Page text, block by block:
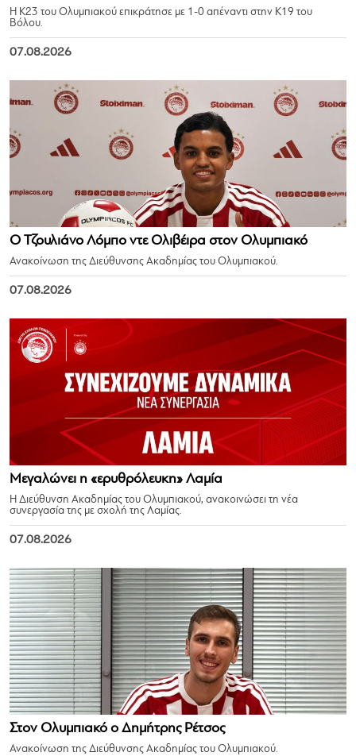
Η Κ23 του Ολυμπιακού επικράτησε με 1-0 απέναντι στην Κ19 του
Βόλου.
07.08.2026
Ο Τζουλιάνο Λόμπο ντε Ολιβέιρα στον Ολυμπιακό
Ανακοίνωση της Διεύθυνσης Ακαδημίας του Ολυμπιακού.
07.08.2026
Μεγαλώνει η «ερυθρόλευκη» Λαμία
Η Διεύθυνση Ακαδημίας του Ολυμπιακού, ανακοινώσει τη νέα
συνεργασία της με σχολή της Λαμίας.
07.08.2026
Στον Ολυμπιακό ο Δημήτρης Ρέτσος
Ανακοίνωση της Διεύθυνσης Ακαδημίας του Ολυμπιακού.